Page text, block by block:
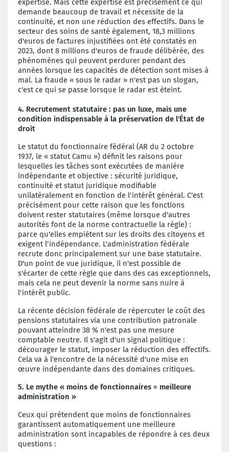
demande beaucoup de travail et nécessite de la
continuité, et non une réduction des effectifs. Dans le
secteur des soins de santé également, 18,3 millions
d'euros de factures injustifiées ont été constatés en
2023, dont 8 millions d'euros de fraude délibérée, des
phénomènes qui peuvent perdurer pendant des
années lorsque les capacités de détection sont mises à
mal. La fraude « sous le radar » n'est pas un slogan,
c'est ce qui se passe lorsque le radar est éteint.
4. Recrutement statutaire : pas un luxe, mais une
condition indispensable à la préservation de l'État de
droit
Le statut du fonctionnaire fédéral (AR du 2 octobre
1937, le « statut Camu ») définit les raisons pour
lesquelles les tâches sont exécutées de manière
indépendante et objective : sécurité juridique,
continuité et statut juridique modifiable
unilatéralement en fonction de l'intérêt général. C'est
précisément pour cette raison que les fonctions
doivent rester statutaires (même lorsque d'autres
autorités font de la norme contractuelle la règle) :
parce qu'elles empiètent sur les droits des citoyens et
exigent l'indépendance. L'administration fédérale
recrute donc principalement sur une base statutaire.
D'un point de vue juridique, il n'est possible de
s'écarter de cette règle que dans des cas exceptionnels,
mais cela ne peut devenir la norme sans nuire à
l'intérêt public.
La récente décision fédérale de répercuter le coût des
pensions statutaires via une contribution patronale
pouvant atteindre 38 % n'est pas une mesure
comptable neutre. Il s'agit d'un signal politique :
décourager le statut, imposer la réduction des effectifs.
Cela va à l'encontre de la nécessité d'une mise en
œuvre indépendante dans des domaines critiques.
5. Le mythe « moins de fonctionnaires = meilleure
administration »
Ceux qui prétendent que moins de fonctionnaires
garantissent automatiquement une meilleure
administration sont incapables de répondre à ces deux
questions :